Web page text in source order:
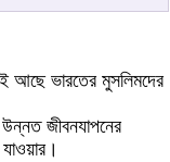
আছে ভারতের মুসলিমদের
উন্নত জীবনযাপনের